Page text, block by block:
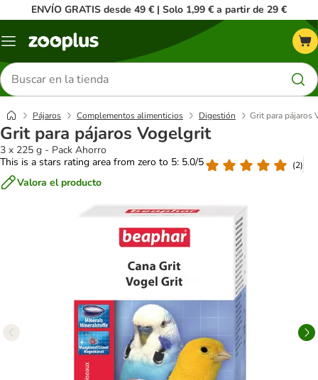
ENVÍO GRATIS desde 49 € | Solo 1,99 € a partir de 29 €
Menú
Buscar
productos
Pájaros Complementos alimenticios Digestión Grit para pájaros
Grit para pájaros Vogelgrit
3 x 225 g - Pack Ahorro
This is a stars rating area from zero to 5: 5.0/5
(2)
Valora el producto